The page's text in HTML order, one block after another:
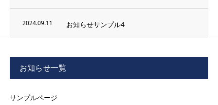
2024.09.11 お知らせサンプル4
お知らせ一覧
サンプルページ